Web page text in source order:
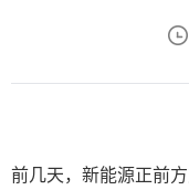
前几天，新能源正前